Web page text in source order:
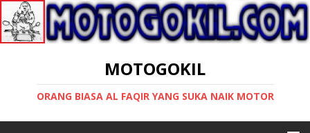
MOTOGOKIL
ORANG BIASA AL FAQIR YANG SUKA NAIK MOTOR